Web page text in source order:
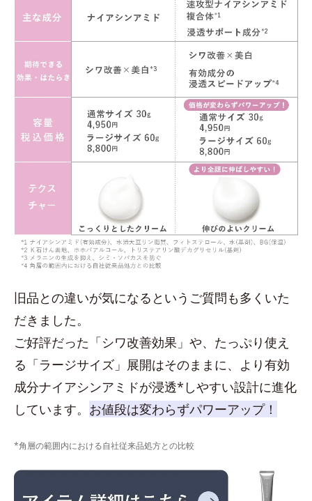
旧品との違いが気になるというご質問も多くいた
だきました。
ご好評だった「シワ改善効果」や、たっぷり使え
る「ラージサイズ」展開はそのままに、より有効
成分ナイアシンアミドが浸透*しやすい設計に進化
しています。 お値段は変わらずパワーアップ！
*角層の範囲内における自社従来品処方との比較